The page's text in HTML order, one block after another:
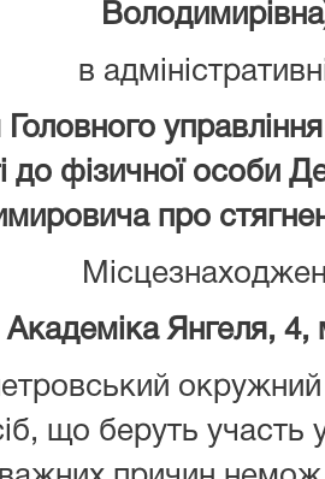
в
до фізичної особи
про
Академіка Янгеля,
окружний
що беруть участь